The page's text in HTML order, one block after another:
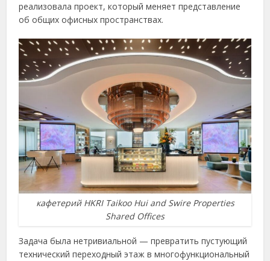
реализовала проект, который меняет представление
об общих офисных пространствах.
кафетерий HKRI Taikoo Hui and Swire Properties
Shared Offices
Задача была нетривиальной — превратить пустующий
технический переходный этаж в многофункциональный